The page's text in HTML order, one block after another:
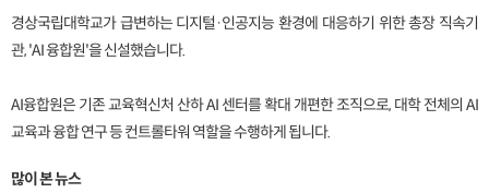
경상국립대학교가 급변하는 디지털·인공지능 환경에 대응하기 위한 총장 직속기
관, 'AI 융합원'을 신설했습니다.
AI융합원은 기존 교육혁신처 산하 AI 센터를 확대 개편한 조직으로, 대학 전체의 AI
교육과 융합 연구 등 컨트롤타워 역할을 수행하게 됩니다.
많이 본 뉴스